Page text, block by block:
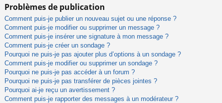
Problèmes de publication
Comment puis-je publier un nouveau sujet ou une réponse ?
Comment puis-je modifier ou supprimer un message ?
Comment puis-je insérer une signature à mon message ?
Comment puis-je créer un sondage ?
Pourquoi ne puis-je pas ajouter plus d’options à un sondage ?
Comment puis-je modifier ou supprimer un sondage ?
Pourquoi ne puis-je pas accéder à un forum ?
Pourquoi ne puis-je pas transférer de pièces jointes ?
Pourquoi ai-je reçu un avertissement ?
Comment puis-je rapporter des messages à un modérateur ?